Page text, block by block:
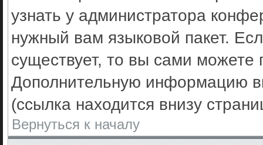
узнать у администратора
нужный вам языковой пакет.
существует, то вы сами можете
Дополнительную информацию
(ссылка находится внизу
Вернуться к началу